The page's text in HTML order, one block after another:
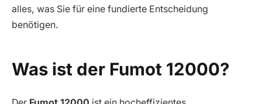
alles, was Sie für eine fundierte Entscheidung
benötigen.
Was ist der Fumot 12000?